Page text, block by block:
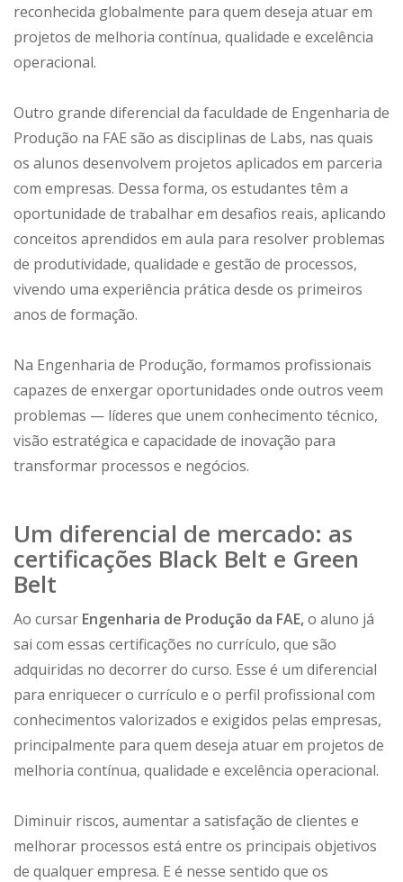
reconhecida globalmente para quem deseja atuar em
projetos de melhoria contínua, qualidade e excelência
operacional.
Outro grande diferencial da faculdade de Engenharia de
Produção na FAE são as disciplinas de Labs, nas quais
os alunos desenvolvem projetos aplicados em parceria
com empresas. Dessa forma, os estudantes têm a
oportunidade de trabalhar em desafios reais, aplicando
conceitos aprendidos em aula para resolver problemas
de produtividade, qualidade e gestão de processos,
vivendo uma experiência prática desde os primeiros
anos de formação.
Na Engenharia de Produção, formamos profissionais
capazes de enxergar oportunidades onde outros veem
problemas — líderes que unem conhecimento técnico,
visão estratégica e capacidade de inovação para
transformar processos e negócios.
Um diferencial de mercado: as
certificações Black Belt e Green
Belt
Ao cursar Engenharia de Produção da FAE,o aluno já
sai com essas certificações no currículo, que são
adquiridas no decorrer do curso. Esse é um diferencial
para enriquecer o currículo e o perfil profissional com
conhecimentos valorizados e exigidos pelas empresas,
principalmente para quem deseja atuar em projetos de
melhoria contínua, qualidade e excelência operacional.
Diminuir riscos, aumentar a satisfação de clientes e
melhorar processos está entre os principais objetivos
de qualquer empresa. E é nesse sentido que os